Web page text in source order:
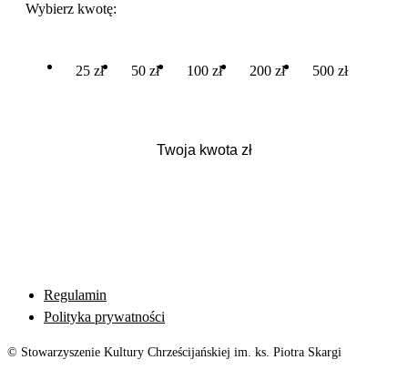
Wybierz kwotę:
25 zł 50 zł 100 zł 200 zł 500 zł
Regulamin
Polityka prywatności
© Stowarzyszenie Kultury Chrześcijańskiej im. ks. Piotra Skargi